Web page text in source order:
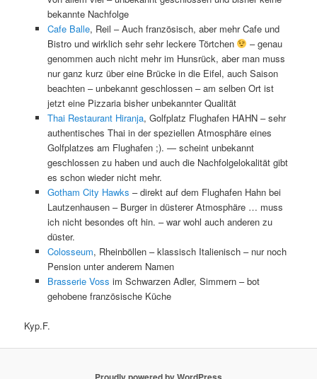
bekannte Nachfolge
Cafe Balle, Reil – Auch französisch, aber mehr Cafe und
Bistro und wirklich sehr sehr leckere Törtchen
– genau
genommen auch nicht mehr im Hunsrück, aber man muss
nur ganz kurz über eine Brücke in die Eifel, auch Saison
beachten – unbekannt geschlossen – am selben Ort ist
jetzt eine Pizzaria bisher unbekannter Qualität
Thai Restaurant Hiranja, Golfplatz Flughafen HAHN – sehr
authentisches Thai in der speziellen Atmosphäre eines
Golfplatzes am Flughafen ;). — scheint unbekannt
geschlossen zu haben und auch die Nachfolgelokalität gibt
es schon wieder nicht mehr.
Gotham City Hawks – direkt auf dem Flughafen Hahn bei
Lautzenhausen – Burger in düsterer Atmosphäre … muss
ich nicht besondes oft hin. – war wohl auch anderen zu
düster.
Colosseum, Rheinböllen – klassisch Italienisch – nur noch
Pension unter anderem Namen
Brasserie Voss im Schwarzen Adler, Simmern – bot
gehobene französische Küche
Kyp.F.